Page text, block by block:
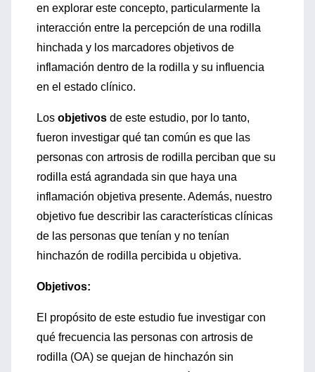
​​en explorar este concepto, particularmente la
interacción entre la percepción de una rodilla
hinchada y los marcadores objetivos de
inflamación dentro de la rodilla y su influencia
en el estado clínico.
Los objetivos de este estudio, por lo tanto,
fueron investigar qué tan común es que las
personas con artrosis de rodilla perciban que su
rodilla está agrandada sin que haya una
inflamación objetiva presente. Además, nuestro
objetivo fue describir las características clínicas
de las personas que tenían y no tenían
hinchazón de rodilla percibida u objetiva.
Objetivos:
El propósito de este estudio fue investigar con
qué frecuencia las personas con artrosis de
rodilla (OA) se quejan de hinchazón sin